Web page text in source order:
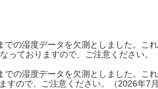
の湿度データを欠測としました。こ
ておりますので、ご注意ください。
の湿度データを欠測としました。こ
すので、ご注意ください。（2026年7